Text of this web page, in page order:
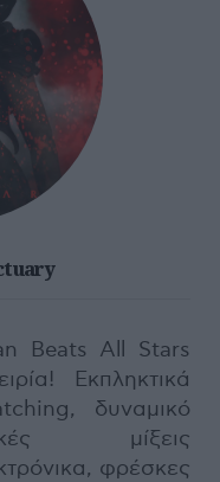
Beats All Stars
Εκπληκτικά
δυναμικό
μίξεις
φρέσκες